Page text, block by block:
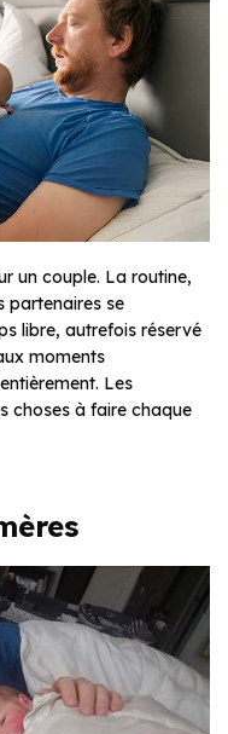
un couple. La routine,
partenaires se
libre, autrefois réservé
moments
Les
choses à faire chaque